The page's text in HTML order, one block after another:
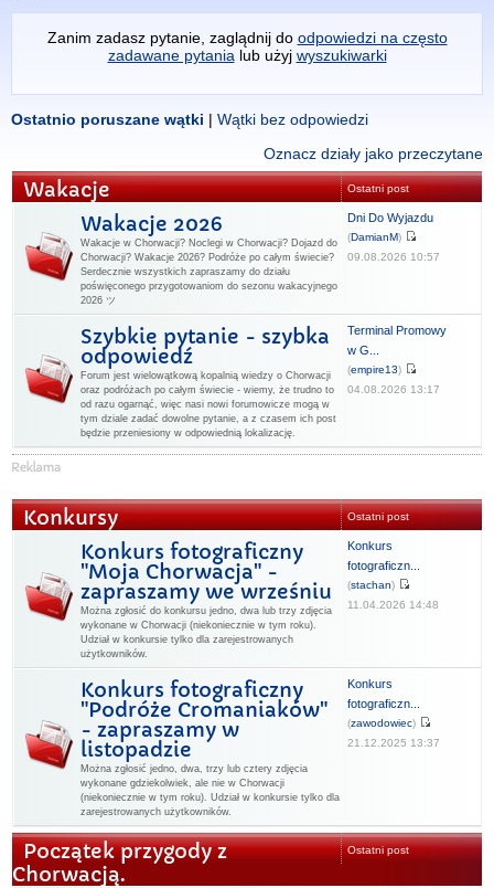
Zanim zadasz pytanie, zaglądnij do odpowiedzi na często
zadawane pytania lub użyj wyszukiwarki
Ostatnio poruszane wątki | Wątki bez odpowiedzi
Oznacz działy jako przeczytane
Wakacje Ostatni post
Wakacje 2026
Wakacje w Chorwacji? Noclegi w Chorwacji? Dojazd do
Chorwacji? Wakacje 2026? Podróże po całym świecie?
Serdecznie wszystkich zapraszamy do działu
poświęconego przygotowaniom do sezonu wakacyjnego
2026 ツ
Dni Do Wyjazdu
(DamianM)
09.08.2026 10:57
Szybkie pytanie - szybka
odpowiedź
Forum jest wielowątkową kopalnią wiedzy o Chorwacji
oraz podróżach po całym świecie - wiemy, że trudno to
od razu ogarnąć, więc nasi nowi forumowicze mogą w
tym dziale zadać dowolne pytanie, a z czasem ich post
będzie przeniesiony w odpowiednią lokalizację.
Terminal Promowy
w G...
(empire13)
04.08.2026 13:17
Konkursy Ostatni post
Konkurs fotograficzny
"Moja Chorwacja" -
zapraszamy we wrześniu
Można zgłosić do konkursu jedno, dwa lub trzy zdjęcia
wykonane w Chorwacji (niekoniecznie w tym roku).
Udział w konkursie tylko dla zarejestrowanych
użytkowników.
Konkurs
fotograficzn...
(stachan)
11.04.2026 14:48
Konkurs fotograficzny
"Podróże Cromaniaków"
- zapraszamy w
listopadzie
Można zgłosić jedno, dwa, trzy lub cztery zdjęcia
wykonane gdziekolwiek, ale nie w Chorwacji
(niekoniecznie w tym roku). Udział w konkursie tylko dla
zarejestrowanych użytkowników.
Konkurs
fotograficzn...
(zawodowiec)
21.12.2025 13:37
Początek przygody z
Chorwacją.
Ostatni post